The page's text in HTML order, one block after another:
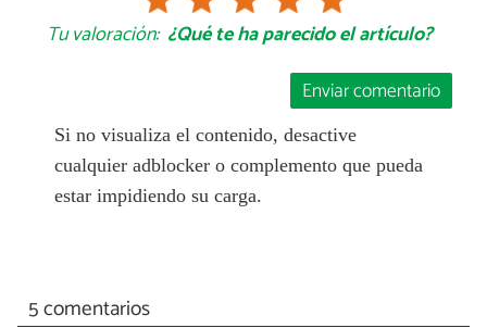
Tu valoración: ¿Qué te ha parecido el artículo?
Enviar comentario
Si no visualiza el contenido, desactive
cualquier adblocker o complemento que pueda
estar impidiendo su carga.
5 comentarios